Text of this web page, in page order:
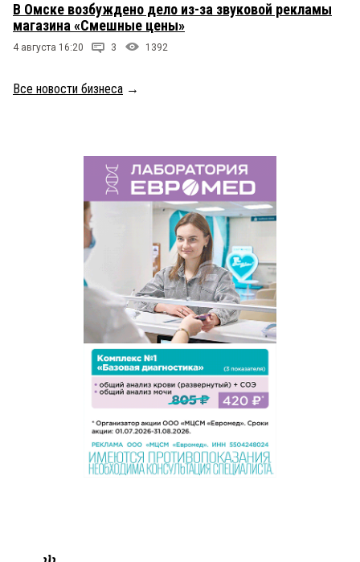
В Омске возбуждено дело из-за звуковой рекламы
магазина «Смешные цены»
4 августа 16:20 3 1392
Все новости бизнеса →